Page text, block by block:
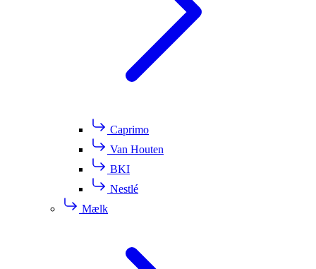
Caprimo
Van Houten
BKI
Nestlé
Mælk